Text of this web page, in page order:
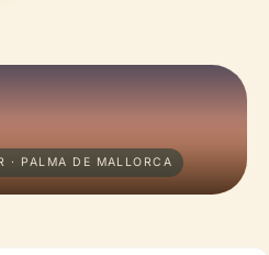
· PALMA DE MALLORCA